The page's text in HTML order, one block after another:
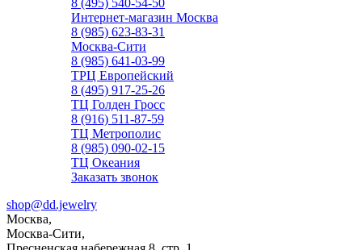
8 (495) 540-54-50
Интернет-магазин Москва
8 (985) 623-83-31
Москва-Сити
8 (985) 641-03-99
ТРЦ Европейский
8 (495) 917-25-26
ТЦ Голден Гросс
8 (916) 511-87-59
ТЦ Метрополис
8 (985) 090-02-15
ТЦ Океания
Заказать звонок
shop@dd.jewelry
Москва,
Москва-Сити,